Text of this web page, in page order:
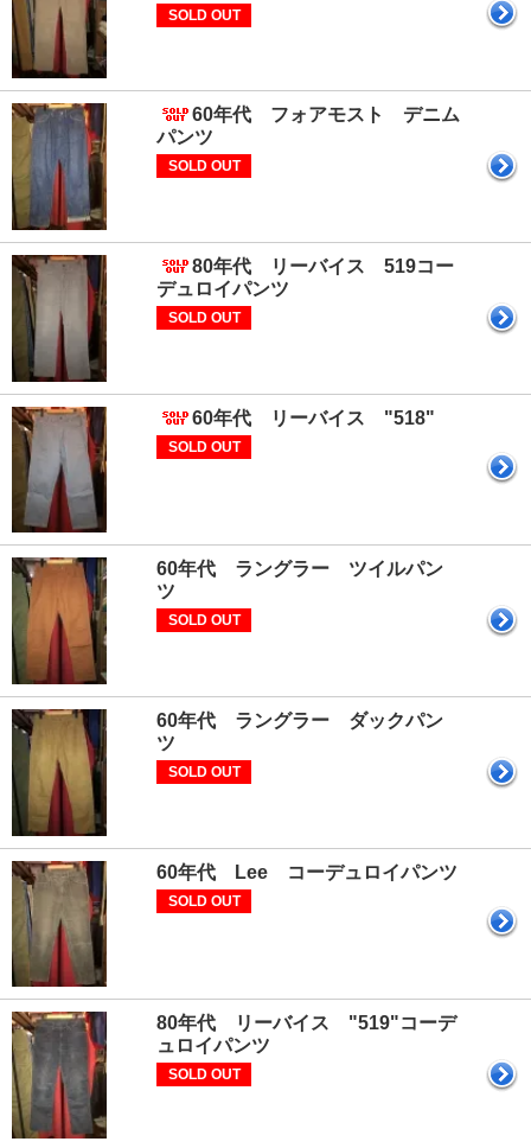
SOLD OUT
60年代 フォアモスト デニム
パンツ
SOLD OUT
80年代 リーバイス 519コー
デュロイパンツ
SOLD OUT
60年代 リーバイス "518"
SOLD OUT
60年代 ラングラー ツイルパン
ツ
SOLD OUT
60年代 ラングラー ダックパン
ツ
SOLD OUT
60年代 Lee コーデュロイパンツ
SOLD OUT
80年代 リーバイス "519"コーデ
ュロイパンツ
SOLD OUT